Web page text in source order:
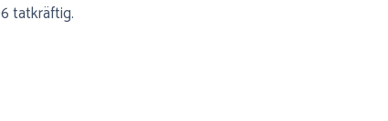
tatkräftig.